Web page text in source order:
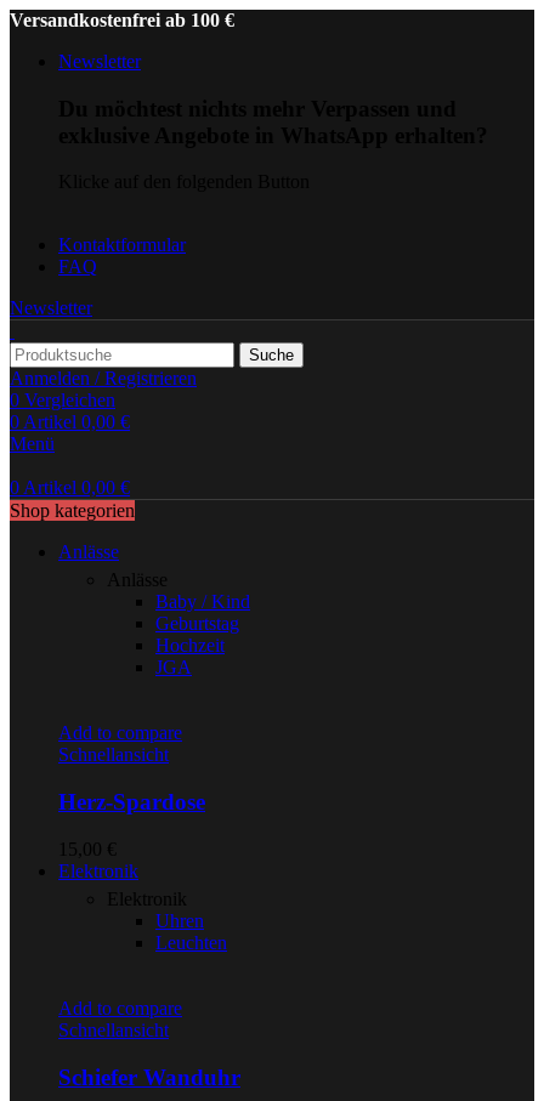
Versandkostenfrei ab 100 €
Newsletter
Kontaktformular
FAQ
Newsletter
Suche
Anmelden / Registrieren
0 Vergleichen
0Artikel 0,00 €
Menü
0Artikel 0,00 €
Shop kategorien
Anlässe
Anlässe
Baby / Kind
Geburtstag
Hochzeit
JGA
Add to compare
Schnellansicht
Herz-Spardose
15,00 €
Elektronik
Elektronik
Uhren
Leuchten
Add to compare
Schnellansicht
Schiefer Wanduhr